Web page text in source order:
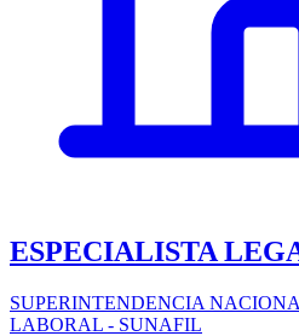
ESPECIALISTA
SUPERINTENDENCIA
LABORAL - SUNAFIL